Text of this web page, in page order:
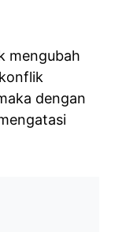
mengubah
dengan